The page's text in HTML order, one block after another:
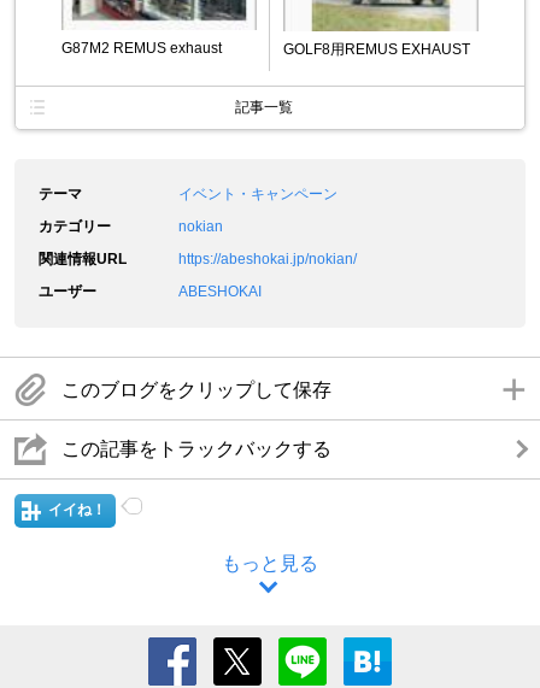
G87M2 REMUS exhaust GOLF8用REMUS EXHAUST
記事一覧
テーマ
イベント・キャンペーン
カテゴリー
nokian
関連情報URL
https://abeshokai.jp/nokian/
ユーザー
ABESHOKAI
このブログをクリップして保存
この記事をトラックバックする
イイね！
もっと見る